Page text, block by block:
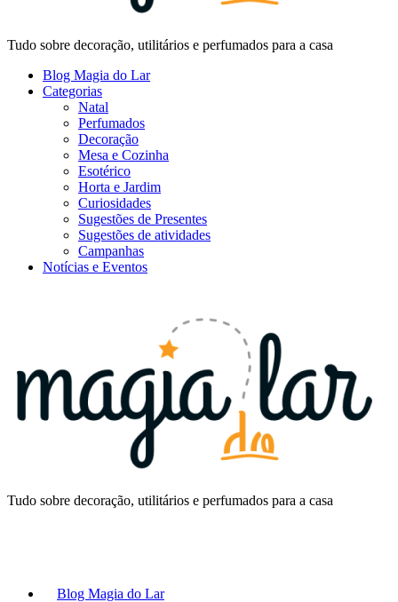
Tudo sobre decoração, utilitários e perfumados para a casa
Blog Magia do Lar
Categorias
Natal
Perfumados
Decoração
Mesa e Cozinha
Esotérico
Horta e Jardim
Curiosidades
Sugestões de Presentes
Sugestões de atividades
Campanhas
Notícias e Eventos
Tudo sobre decoração, utilitários e perfumados para a casa
Blog Magia do Lar